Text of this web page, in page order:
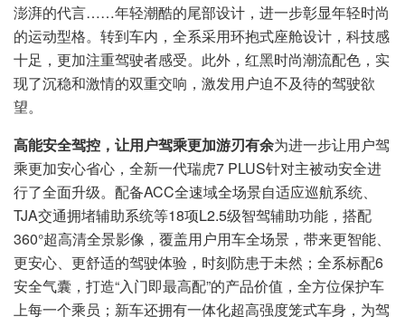
澎湃的代言……年轻潮酷的尾部设计，进一步彰显年轻时尚
的运动型格。转到车内，全系采用环抱式座舱设计，科技感
十足，更加注重驾驶者感受。此外，红黑时尚潮流配色，实
现了沉稳和激情的双重交响，激发用户迫不及待的驾驶欲
望。
高能安全驾控，让用户驾乘更加游刃有余为进一步让用户驾
乘更加安心省心，全新一代瑞虎7 PLUS针对主被动安全进
行了全面升级。配备ACC全速域全场景自适应巡航系统、
TJA交通拥堵辅助系统等18项L2.5级智驾辅助功能，搭配
360°超高清全景影像，覆盖用户用车全场景，带来更智能、
更安心、更舒适的驾驶体验，时刻防患于未然；全系标配6
安全气囊，打造“入门即最高配”的产品价值，全方位保护车
上每一个乘员；新车还拥有一体化超高强度笼式车身，为驾